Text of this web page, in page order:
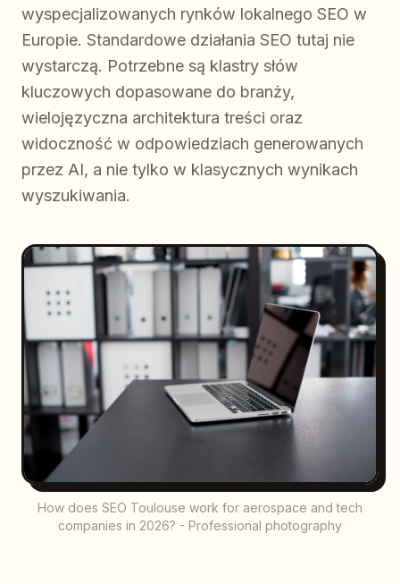
wyspecjalizowanych rynków lokalnego SEO w
Europie. Standardowe działania SEO tutaj nie
wystarczą. Potrzebne są klastry słów
kluczowych dopasowane do branży,
wielojęzyczna architektura treści oraz
widoczność w odpowiedziach generowanych
przez AI, a nie tylko w klasycznych wynikach
wyszukiwania.
How does SEO Toulouse work for aerospace and tech
companies in 2026? - Professional photography